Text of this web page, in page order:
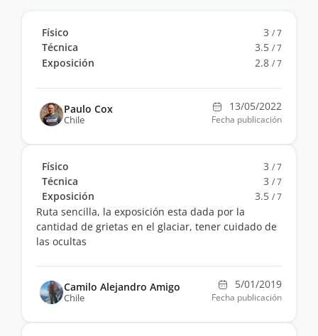
Físico 3 / 7
Técnica 3.5 / 7
Exposición 2.8 / 7
Paulo Cox
Chile
13/05/2022
Fecha publicación
Físico 3 / 7
Técnica 3 / 7
Exposición 3.5 / 7
Ruta sencilla, la exposición esta dada por la
cantidad de grietas en el glaciar, tener cuidado de
las ocultas
Camilo Alejandro Amigo
Chile
5/01/2019
Fecha publicación